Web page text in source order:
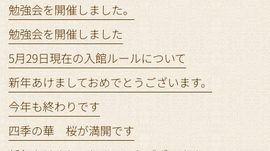
勉強会を開催しました。
勉強会を開催しました
5月29日現在の入館ルールについて
新年あけましておめでとうございます。
今年も終わりです
四季の華 桜が満開です